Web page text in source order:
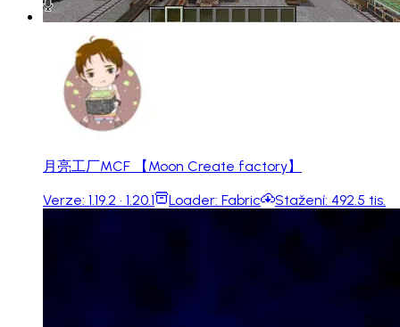
月亮工厂MCF 【Moon Create factory】
Verze: 1.19.2 · 1.20.1 Loader: Fabric Stažení: 492.5 tis.